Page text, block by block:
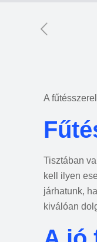
A
Tisztában
kell ilyen
járhatunk,
kiválóan